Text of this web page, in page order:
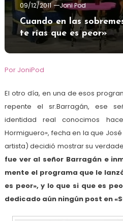
09/12/2011
Joni Pod
Cuando en las
te rías que es peor»
Por JoniPod
El otro día, en una de esos
repente el sr.Barragán, ese
identidad real conocimos
Hormiguero», fecha en la que
artista) decidió mostrar su
fue ver al señor Barragán e
mente el programa que le
es peor», y lo que si que es
dedicado aún ningún post en